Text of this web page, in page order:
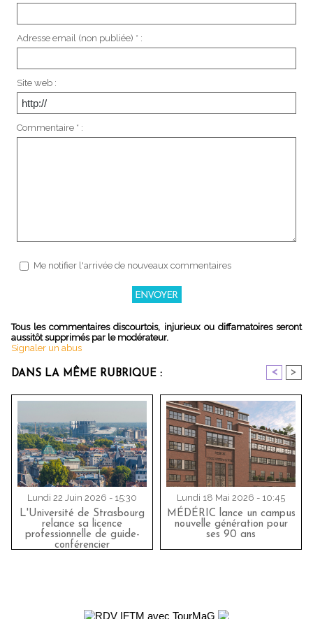
Adresse email (non publiée) * :
Site web :
Commentaire * :
Me notifier l'arrivée de nouveaux commentaires
Tous les commentaires discourtois, injurieux ou diffamatoires seront
aussitôt supprimés par le modérateur.
Signaler un abus
DANS LA MÊME RUBRIQUE : < >
Lundi 22 Juin 2026 - 15:30
L'Université de Strasbourg
relance sa licence
professionnelle de guide-
conférencier
Lundi 18 Mai 2026 - 10:45
MÉDÉRIC lance un campus
nouvelle génération pour
ses 90 ans